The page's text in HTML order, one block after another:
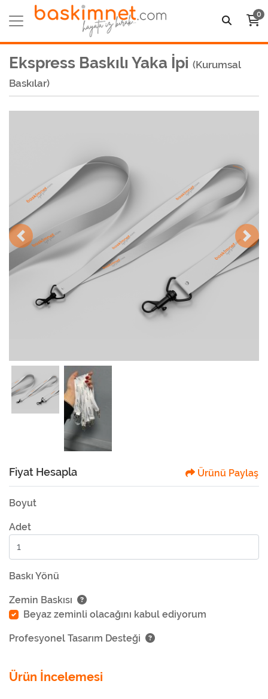
0
Ekspress Baskılı Yaka İpi (Kurumsal
Baskılar)
Fiyat Hesapla Ürünü Paylaş
Boyut
Adet
Baskı Yönü
Zemin Baskısı
Beyaz zeminli olacağını kabul ediyorum
Profesyonel Tasarım Desteği
Ürün İncelemesi